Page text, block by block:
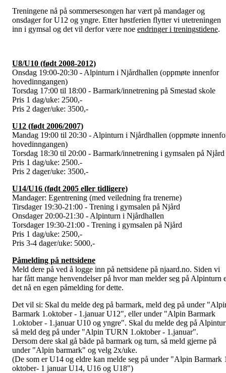
Treningene nå på sommersesongen har vært på mandager og
onsdager for U12 og yngre. Etter høstferien flytter vi utetreningen
inn i gymsal og det vil derfor være noe endringer i treningstidene.
U8/U10 (født 2008-2012)
Onsdag 19:00-20:30 - Alpinturn i Njårdhallen (oppmøte innenfor
hovedinngangen)
Torsdag 17:00 til 18:00 - Barmark/innetrening på Smestad skole
Pris 1 dag/uke: 2500,-
Pris 2 dager/uke: 3500,-
U12 (født 2006/2007)
Mandag 19:00 til 20:30 - Alpinturn i Njårdhallen (oppmøte
hovedinngangen)
Torsdag 18:30 til 20:00 - Barmark/innetrening i gymsalen på Njård
Pris 1 dag/uke: 2500.-
Pris 2 dager/uke: 3500,-
U14/U16 (født 2005 eller tidligere)
Mandager: Egentrening (med veiledning fra trenerne)
Tirsdager 19:30-21:00 - Trening i gymsalen på Njård
Onsdager 20:00-21:30 - Alpinturn i Njårdhallen
Torsdager 19:30-21:00 - Trening i gymsalen på Njård
Pris 1 dag/uke: 2500,-
Pris 3-4 dager/uke: 5000,-
Påmelding på nettsidene
Meld dere på ved å logge inn på nettsidene på njaard.no. Siden vi
har fått mange henvendelser på hvor man melder seg på Alpinturn
det nå en egen påmelding for dette.
Det vil si: Skal du melde deg på barmark, meld deg på under
Barmark 1.oktober - 1.januar U12", eller under "Alpin Barmark
1.oktober - 1.januar U10 og yngre". Skal du melde deg på
så meld deg på under "Alpin TURN 1.oktober - 1.januar".
Dersom dere skal gå både på barmark og turn, så meld gjerne på
under "Alpin barmark" og velg 2x/uke.
(De som er U14 og eldre kan melde seg på under "Alpin Barmark
oktober- 1 januar U14, U16 og U18")